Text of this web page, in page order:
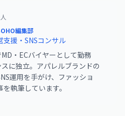
編集部
支援・SNSコンサル
・ECバイヤーとして勤務
に独立。アパレルブランドの
運用を手がけ、ファッショ
執筆しています。